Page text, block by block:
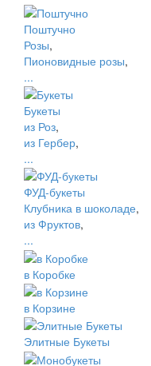
Поштучно
Розы,
Пионовидные розы,
...
Букеты
из Роз,
из Гербер,
...
ФУД-букеты
Клубника в шоколаде,
из Фруктов,
...
в Коробке
в Корзине
Элитные Букеты